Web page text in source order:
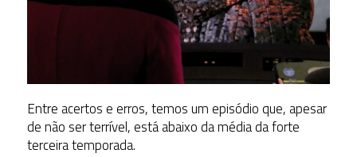
Entre acertos e erros, temos um episódio que, apesar
de não ser terrível, está abaixo da média da forte
terceira temporada.